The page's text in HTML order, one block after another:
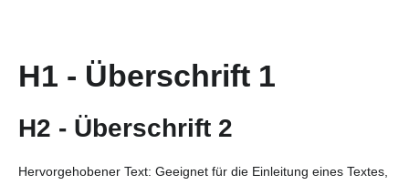
H1 - Überschrift 1
H2 - Überschrift 2
Hervorgehobener Text: Geeignet für die Einleitung eines Textes,